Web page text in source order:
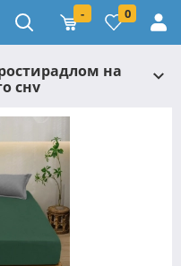
- 0
на
сну